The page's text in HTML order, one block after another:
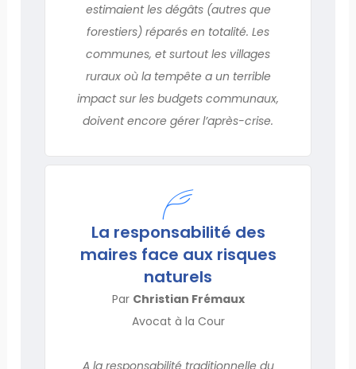
estimaient les dégâts (autres que
forestiers) réparés en totalité. Les
communes, et surtout les villages
ruraux où la tempête a un terrible
impact sur les budgets communaux,
doivent encore gérer l’après-crise.
La responsabilité des
maires face aux risques
naturels
Par Christian Frémaux
Avocat à la Cour
A la responsabilité traditionnelle du